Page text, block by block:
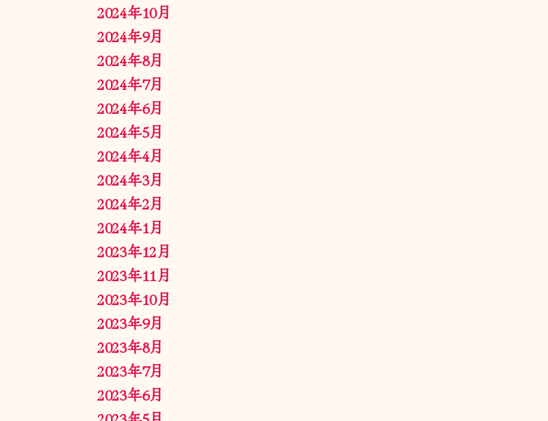
2024年10月
2024年9月
2024年8月
2024年7月
2024年6月
2024年5月
2024年4月
2024年3月
2024年2月
2024年1月
2023年12月
2023年11月
2023年10月
2023年9月
2023年8月
2023年7月
2023年6月